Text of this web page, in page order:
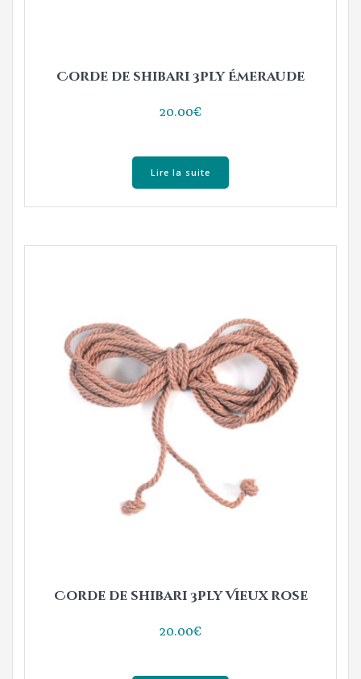
Corde de shibari 3ply Émeraude
20.00€
Lire la suite
Corde de shibari 3ply Vieux rose
20.00€